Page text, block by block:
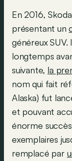
En 2016,
présentant un
généreux SUV.
longtemps
suivante, la
nom qui fait
Alaska) fut
et pouvant
énorme
exemplaires
remplacé par